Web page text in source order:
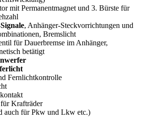
mit Permanentmagnet und 3. Bürste für
, Anhänger-Steckvorrichtungen und
Bremslicht
für Dauerbremse im Anhänger,
betätigt
Fernlichtkontrolle
für Krafträder
auch für Pkw und Lkw etc.)